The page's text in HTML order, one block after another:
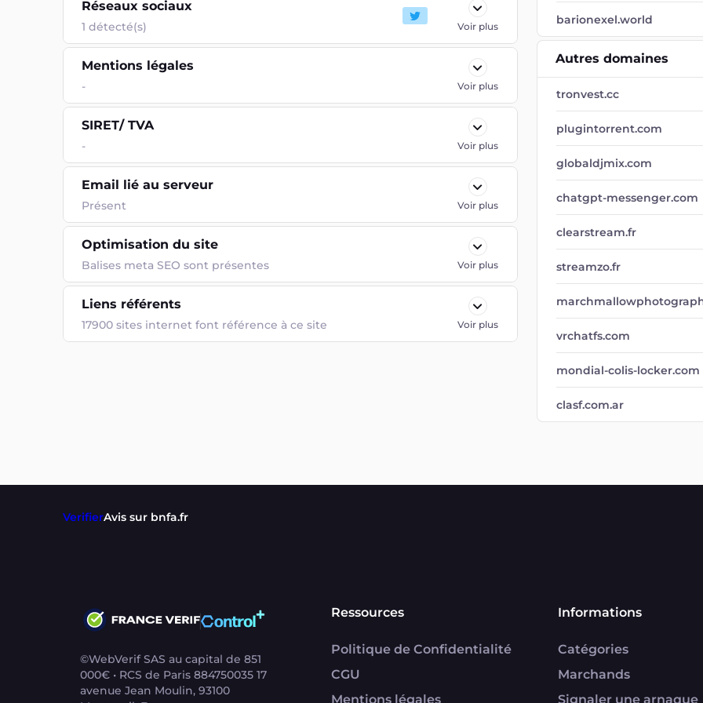
Réseaux sociaux
1 détecté(s) Voir plus
Mentions légales
- Voir plus
SIRET/ TVA
- Voir plus
Email lié au serveur
Présent Voir plus
Optimisation du site
Balises meta SEO sont présentes Voir plus
Liens référents
17900 sites internet font référence à ce site Voir plus
barionexel.world
Autres domaines
tronvest.cc
plugintorrent.com
globaldjmix.com
chatgpt-messenger.com
clearstream.fr
streamzo.fr
vrchatfs.com
mondial-colis-locker.com
clasf.com.ar
VerifierAvis sur bnfa.fr
©WebVerif SAS au capital de 851
000€ • RCS de Paris 884750035 17
avenue Jean Moulin, 93100
Ressources
Politique de Confidentialité
CGU
Mentions légales
Informations
Catégories
Marchands
Signaler une arnaque